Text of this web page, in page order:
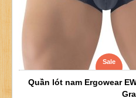
Sale
Quần lót nam Ergowear